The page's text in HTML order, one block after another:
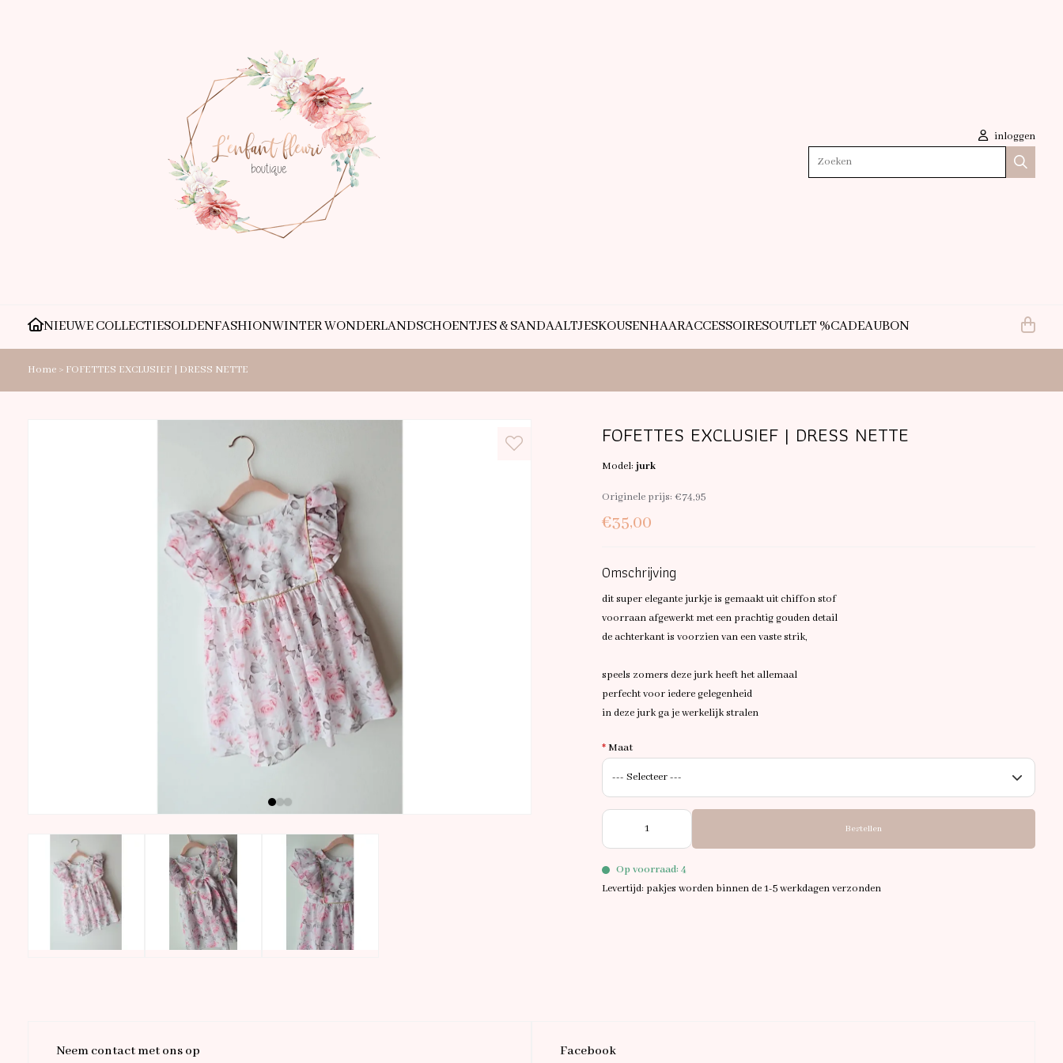
inloggen
Zoeken
NIEUWE COLLECTIESOLDENFASHIONWINTER WONDERLANDSCHOENTJES & SANDAALTJESKOUSENHAARACCESSOIRESOUTLET %CADEAUBON
Home > FOFETTES EXCLUSIEF | DRESS NETTE
FOFETTES EXCLUSIEF | DRESS NETTE
Model:jurk
Originele prijs:€74,95
€35,00
Omschrijving
dit super elegante jurkje is gemaakt uit chiffon stof
voorraan afgewerkt met een prachtig gouden detail
de achterkant is voorzien van een vaste strik,
speels zomers deze jurk heeft het allemaal
perfecht voor iedere gelegenheid
in deze jurk ga je werkelijk stralen
*Maat
Bestellen
Op voorraad: 4
Levertijd: pakjes worden binnen de 1-5 werkdagen verzonden
Neem contact met ons op Facebook